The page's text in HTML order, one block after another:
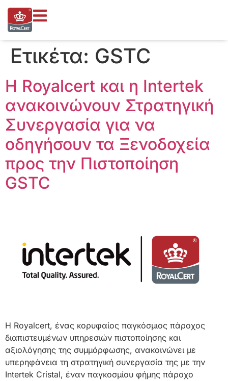
περιεχόμενο
Ετικέτα: GSTC
Η Royalcert και η Intertek
ανακοινώνουν Στρατηγική
Συνεργασία για να
οδηγήσουν τα Ξενοδοχεία
προς την Πιστοποίηση
GSTC
Η Royalcert, ένας κορυφαίος παγκόσμιος πάροχος
διαπιστευμένων υπηρεσιών πιστοποίησης και
αξιολόγησης της συμμόρφωσης, ανακοινώνει με
υπερηφάνεια τη στρατηγική συνεργασία της με την
Intertek Cristal, έναν παγκοσμίου φήμης πάροχο